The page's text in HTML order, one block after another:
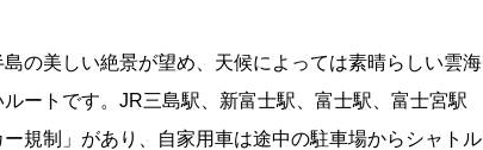
の美しい絶景が望め、天候によっては素晴らしい雲海
ートです。JR三島駅、新富士駅、富士駅、富士宮駅
規制」があり、自家用車は途中の駐車場からシャトル